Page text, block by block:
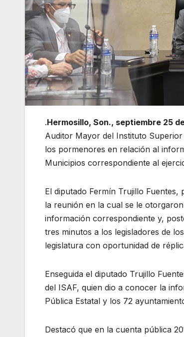
.Hermosillo, Son., septiembre 25
Auditor Mayor del Instituto
los pormenores en relación al
Municipios correspondiente al
El diputado Fermín Trujillo
la reunión en la cual se le
información correspondiente y,
tres minutos a los legisladores de
legislatura con oportunidad de
Enseguida el diputado Trujillo
del ISAF, quien dio a conocer la
Pública Estatal y los 72
Destacó que en la cuenta pública